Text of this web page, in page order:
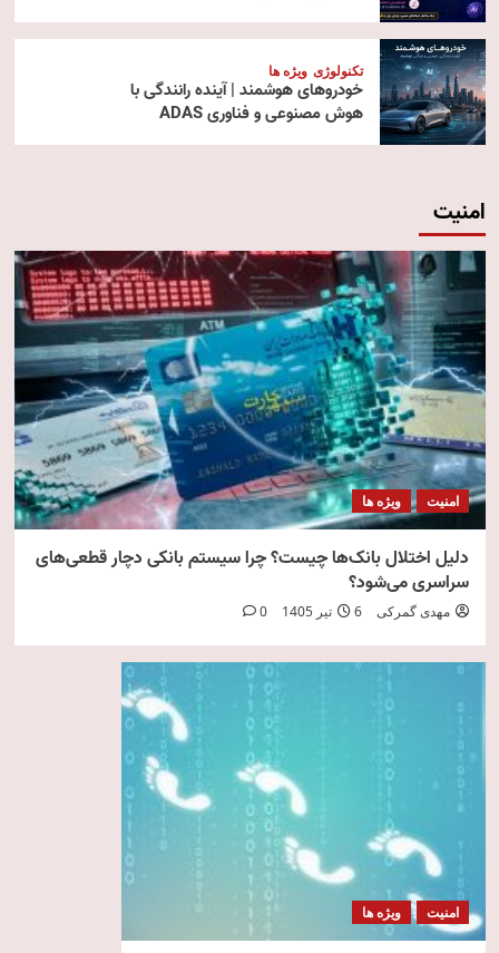
تکنولوژی ویژه ها
خودروهای هوشمند | آینده رانندگی با
هوش مصنوعی و فناوری ADAS
امنیت
امنیت ویژه ها
دلیل اختلال بانک‌ها چیست؟ چرا سیستم بانکی دچار قطعی‌های
سراسری می‌شود؟
مهدی گمرکی 6 تیر 1405 0
امنیت ویژه ها